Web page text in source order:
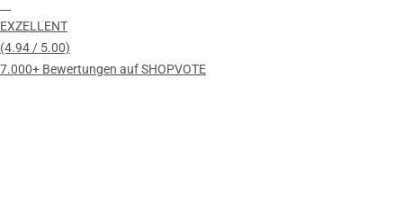
EXZELLENT
(4.94 / 5.00)
7.000+ Bewertungen auf SHOPVOTE